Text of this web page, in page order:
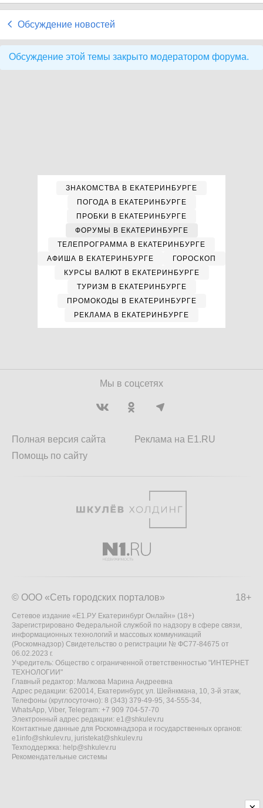
Обсуждение новостей
Обсуждение этой темы закрыто модератором форума.
ЗНАКОМСТВА В ЕКАТЕРИНБУРГЕ
ПОГОДА В ЕКАТЕРИНБУРГЕ
ПРОБКИ В ЕКАТЕРИНБУРГЕ
ФОРУМЫ В ЕКАТЕРИНБУРГЕ
ТЕЛЕПРОГРАММА В ЕКАТЕРИНБУРГЕ
АФИША В ЕКАТЕРИНБУРГЕ
ГОРОСКОП
КУРСЫ ВАЛЮТ В ЕКАТЕРИНБУРГЕ
ТУРИЗМ В ЕКАТЕРИНБУРГЕ
ПРОМОКОДЫ В ЕКАТЕРИНБУРГЕ
РЕКЛАМА В ЕКАТЕРИНБУРГЕ
Мы в соцсетях
Полная версия сайта
Помощь по сайту
Реклама на E1.RU
18+
© ООО «Сеть городских порталов»
Сетевое издание «Е1.РУ Екатеринбург Онлайн» (18+)
Зарегистрировано Федеральной службой по надзору в сфере связи,
информационных технологий и массовых коммуникаций
(Роскомнадзор) Свидетельство о регистрации № ФС77-84675 от
06.02.2023 г.
Учредитель: Общество с ограниченной ответственностью "ИНТЕРНЕТ
ТЕХНОЛОГИИ"
Главный редактор: Малкова Марина Андреевна
Адрес редакции: 620014, Екатеринбург, ул. Шейнкмана, 10, 3-й этаж,
Телефоны (круглосуточно): 8 (343) 379-49-95, 34-555-34,
WhatsApp, Viber, Telegram: +7 909 704-57-70
Электронный адрес редакции: e1@shkulev.ru
Контактные данные для Роскомнадзора и государственных органов:
e1info@shkulev.ru, juristekat@shkulev.ru
Техподдержка: help@shkulev.ru
Рекомендательные системы